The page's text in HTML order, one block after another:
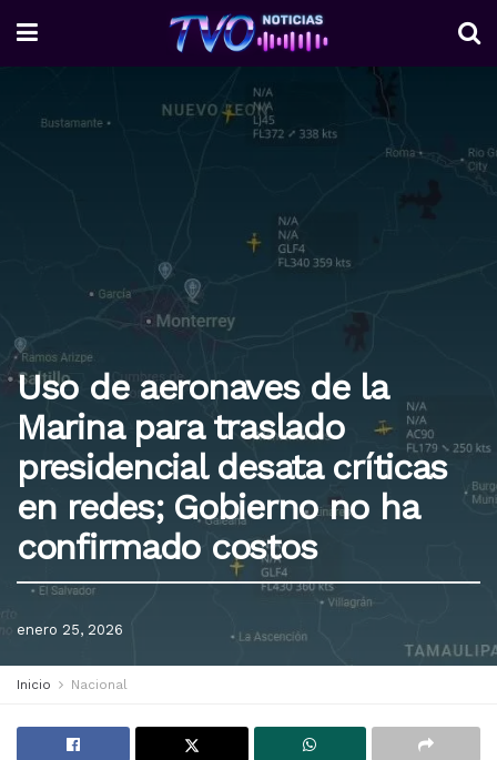
Uso de aeronaves de la
Marina para traslado
presidencial desata críticas
en redes; Gobierno no ha
confirmado costos
enero 25, 2026
Inicio Nacional